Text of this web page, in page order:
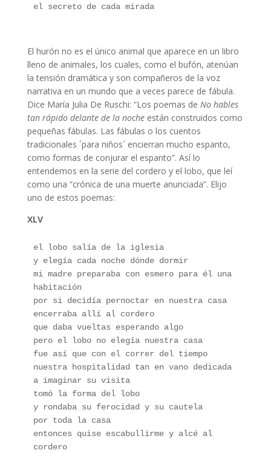
el secreto de cada mirada
El hurón no es el único animal que aparece en un libro
lleno de animales, los cuales, como el bufón, atenúan
la tensión dramática y son compañeros de la voz
narrativa en un mundo que a veces parece de fábula.
Dice María Julia De Ruschi: “Los poemas de No hables
tan rápido delante de la nocheestán construidos como
pequeñas fábulas. Las fábulas o los cuentos
tradicionales ´para niños´ encierran mucho espanto,
como formas de conjurar el espanto”. Así lo
entendemos en la serie del cordero y el lobo, que leí
como una “crónica de una muerte anunciada”. Elijo
uno de estos poemas:
XLV
el lobo salía de la iglesia
y elegía cada noche dónde dormir
mi madre preparaba con esmero para él una
habitación
por si decidía pernoctar en nuestra casa
encerraba allí al cordero
que daba vueltas esperando algo
pero el lobo no elegía nuestra casa
fue así que con el correr del tiempo
nuestra hospitalidad tan en vano dedicada
a imaginar su visita
tomó la forma del lobo
y rondaba su ferocidad y su cautela
por toda la casa
entonces quise escabullirme y alcé al
cordero